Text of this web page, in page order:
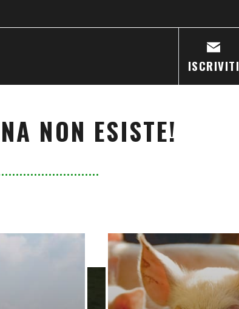
ISCRIVITI
NON ESISTE!